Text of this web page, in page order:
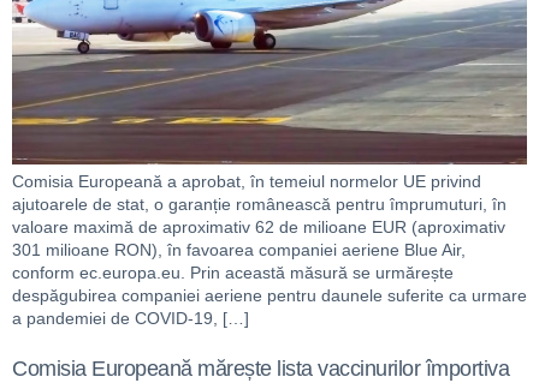
Comisia Europeană a aprobat, în temeiul normelor UE privind
ajutoarele de stat, o garanție românească pentru împrumuturi, în
valoare maximă de aproximativ 62 de milioane EUR (aproximativ
301 milioane RON), în favoarea companiei aeriene Blue Air,
conform ec.europa.eu. Prin această măsură se urmărește
despăgubirea companiei aeriene pentru daunele suferite ca urmare
a pandemiei de COVID-19, […]
Comisia Europeană mărește lista vaccinurilor împortiva